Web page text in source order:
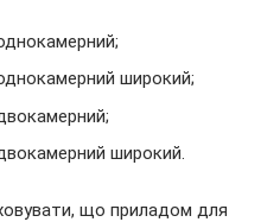
широкий;
широкий.
що приладом для